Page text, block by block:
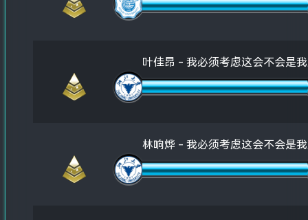
叶佳昂 - 我必须考虑这会不会是
林响烨 - 我必须考虑这会不会是